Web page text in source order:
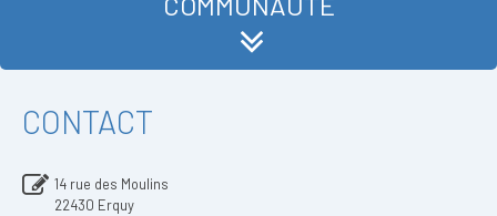
CONTACT
14 rue des Moulins
22430 Erquy